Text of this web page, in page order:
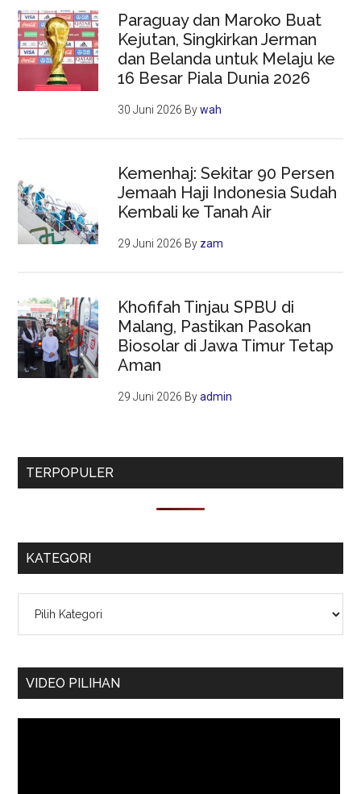
Paraguay dan Maroko Buat
Kejutan, Singkirkan Jerman
dan Belanda untuk Melaju ke
16 Besar Piala Dunia 2026
30 Juni 2026 Bywah
Kemenhaj: Sekitar 90 Persen
Jemaah Haji Indonesia Sudah
Kembali ke Tanah Air
29 Juni 2026 By zam
Khofifah Tinjau SPBU di
Malang, Pastikan Pasokan
Biosolar di Jawa Timur Tetap
Aman
29 Juni 2026 Byadmin
TERPOPULER
KATEGORI
VIDEO PILIHAN